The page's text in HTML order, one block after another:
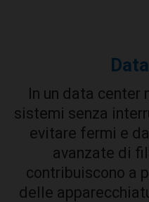
In un data center
sistemi senza
evitare fermi e
avanzate di
contribuiscono a
delle